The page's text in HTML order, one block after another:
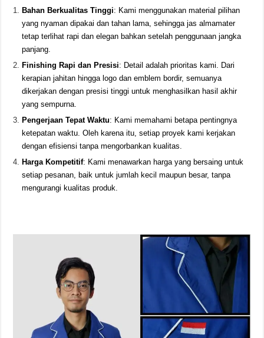
Bahan Berkualitas Tinggi: Kami menggunakan material pilihan
yang nyaman dipakai dan tahan lama, sehingga jas almamater
tetap terlihat rapi dan elegan bahkan setelah penggunaan jangka
panjang.
Finishing Rapi dan Presisi: Detail adalah prioritas kami. Dari
kerapian jahitan hingga logo dan emblem bordir, semuanya
dikerjakan dengan presisi tinggi untuk menghasilkan hasil akhir
yang sempurna.
Pengerjaan Tepat Waktu: Kami memahami betapa pentingnya
ketepatan waktu. Oleh karena itu, setiap proyek kami kerjakan
dengan efisiensi tanpa mengorbankan kualitas.
Harga Kompetitif: Kami menawarkan harga yang bersaing untuk
setiap pesanan, baik untuk jumlah kecil maupun besar, tanpa
mengurangi kualitas produk.